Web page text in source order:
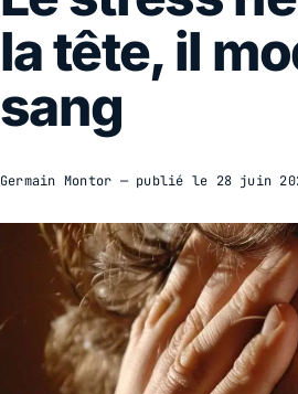
la tête, il
sang
Germain Montor — publié le 28 juin